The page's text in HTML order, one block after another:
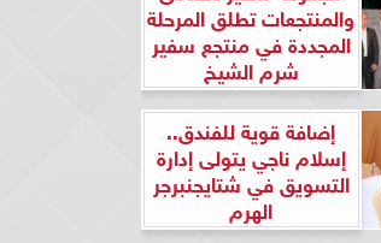
والمنتجعات تطلق المرحلة
المجددة في منتجع سفير
شرم الشيخ
إضافة قوية للفندق..
إسلام ناجي يتولى إدارة
التسويق في شتايجنبرجر
الهرم